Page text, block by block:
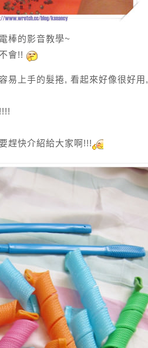
棒的影音教學~
會!!
易上手的髮捲, 看起來好像很好用,
趕快介紹給大家啊!!!